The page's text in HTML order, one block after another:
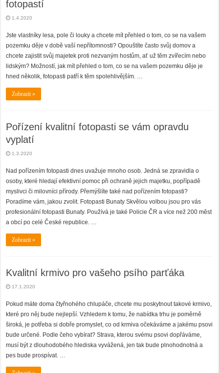
fotopastí
1.4.2020
Jste vlastníky lesa, pole či louky a chcete mít přehled o tom, co se na vašem
pozemku děje v době vaší nepřítomnosti? Opouštíte často svůj domov a
chcete zajistit svůj majetek proti nezvaným hostům, ať už těm zvířecím nebo
lidským? Možností, jak mít přehled o tom, co se na vašem pozemku děje je
hned několik, fotopasti patří k těm spolehlivějším. …
Zobrazit »
Pořízení kvalitní fotopasti se vám opravdu
vyplatí
1.3.2020
Nad pořízením fotopasti dnes uvažuje mnoho osob. Jedná se zpravidla o
osoby, které hledají efektivní pomoc při ochraně jejich majetku, popřípadě
myslivci či milovníci přírody. Přemýšlíte také nad pořízením fotopasti?
Poradíme vám, jakou zvolit. Fotopasti Bunaty Skvělou volbou jsou pro vás
profesionální fotopasti Bunaty. Používá je také Policie ČR a více než 200 měst
a obcí po celé České republice. …
Zobrazit »
Kvalitní krmivo pro vašeho psího parťáka
17.1.2020
Pokud máte doma čtyřnohého chlupáče, chcete mu poskytnout takové krmivo,
které pro něj bude nejlepší. Vzhledem k tomu, že nabídka trhu je poměrně
široká, je potřeba si dobře promyslet, co od krmiva očekáváme a jakému psovi
bude určené. Podle čeho vybírat? Strava, kterou svému psovi dopřáváme,
musí být z dlouhodobého hlediska vyvážená, jen tak bude plnohodnotná a
pes bude prospívat. …